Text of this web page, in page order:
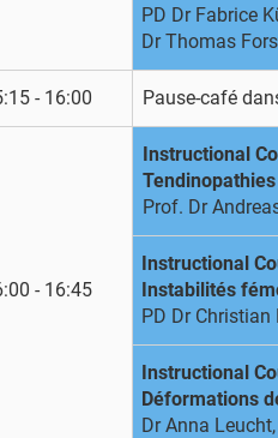
PD Dr Fabrice
Dr Thomas
- 16:00 Pause-café
- 16:45
Instructional
Prof. Dr
Instructional
Instabilités
PD Dr Christian
Instructional
Déformations
Dr Anna